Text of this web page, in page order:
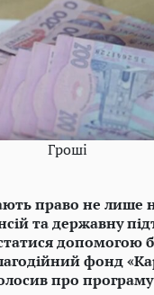
Гроші
право не лише
та державну
допомогою
фонд
про